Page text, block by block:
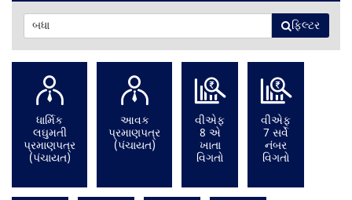
ફિલ્ટર
ધાર્મિક
લઘુમતી
પ્રમાણપત્ર
(પંચાયત)
આવક
પ્રમાણપત્ર
(પંચાયત)
વીએફ
8 એ
ખાતા
વિગતો
વીએફ
7 સર્વે
નંબર
વિગતો